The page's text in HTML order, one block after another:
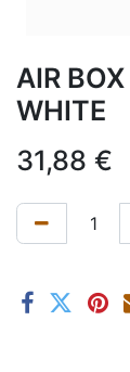
AIR
WHITE
31,88 €